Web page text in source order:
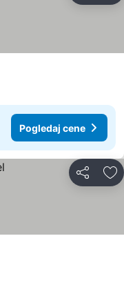
Pogledaj cene
Deli